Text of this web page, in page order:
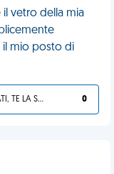
vetro della mia
il mio posto di
SVEGLIATI, TE LA SEI CERCATA! 0